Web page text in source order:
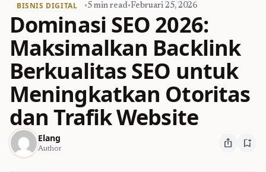
BISNIS DIGITAL •5 min read•Februari 25, 2026
Dominasi SEO 2026:
Maksimalkan Backlink
Berkualitas SEO untuk
Meningkatkan Otoritas
dan Trafik Website
Elang
Author ios_share bookmark_add